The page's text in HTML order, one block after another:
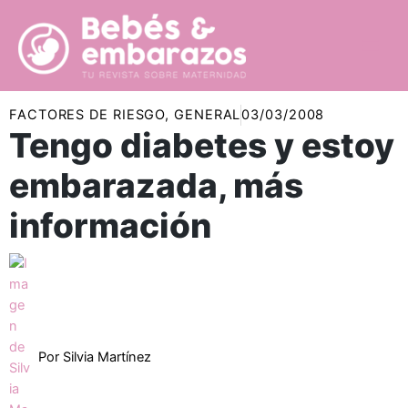
contenido
FACTORES DE RIESGO,GENERAL03/03/2008
Tengo diabetes y estoy
embarazada, más
información
Por Silvia Martínez